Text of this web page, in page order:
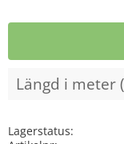
Lagerstatus